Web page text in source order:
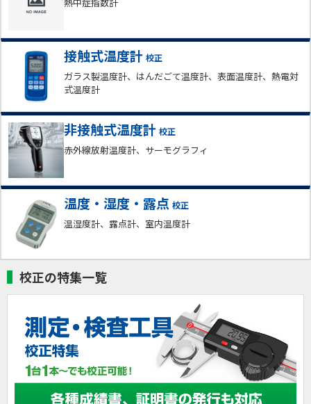
接触式温度計 校正
ガラス製温度計、はんだごて温度計、表面温度計、熱電対
式温度計
非接触式温度計 校正
赤外線放射温度計、サーモグラフィ
温度・湿度・露点 校正
温湿度計、露点計、室内温度計
校正の特集一覧